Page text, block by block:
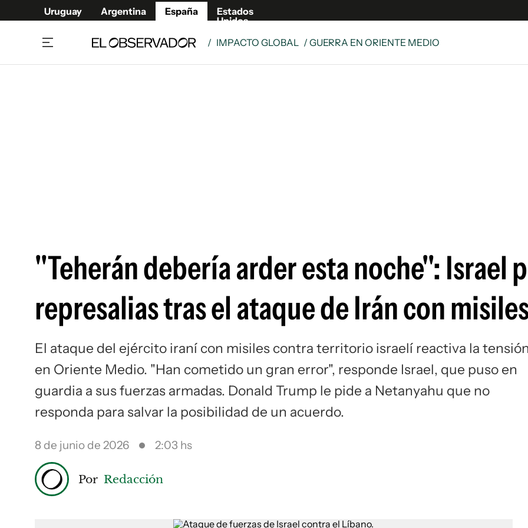
Uruguay Argentina España
Estados
Unidos
/ IMPACTO GLOBAL / GUERRA EN ORIENTE MEDIO
"Teherán debería arder esta noche": Israel
represalias tras el ataque de Irán con
El ataque del ejército iraní con misiles contra territorio israelí reactiva la tensión
en Oriente Medio. "Han cometido un gran error", responde Israel, que puso en
guardia a sus fuerzas armadas. Donald Trump le pide a Netanyahu que no
responda para salvar la posibilidad de un acuerdo.
8 de junio de 2026 2:03 hs
Por Redacción